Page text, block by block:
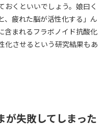
おくといいでしょう。娘曰く
、疲れた脳が活性化する」ん
含まれるフラボノイド抗酸化
化させるという研究結果もあ
が失敗してしまった